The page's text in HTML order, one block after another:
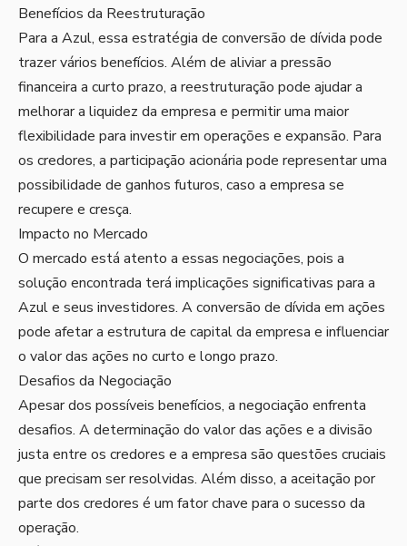
Benefícios da Reestruturação
Para a Azul, essa estratégia de conversão de dívida pode
trazer vários benefícios. Além de aliviar a pressão
financeira a curto prazo, a reestruturação pode ajudar a
melhorar a liquidez da empresa e permitir uma maior
flexibilidade para investir em operações e expansão. Para
os credores, a participação acionária pode representar uma
possibilidade de ganhos futuros, caso a empresa se
recupere e cresça.
Impacto no Mercado
O mercado está atento a essas negociações, pois a
solução encontrada terá implicações significativas para a
Azul e seus investidores. A conversão de dívida em ações
pode afetar a estrutura de capital da empresa e influenciar
o valor das ações no curto e longo prazo.
Desafios da Negociação
Apesar dos possíveis benefícios, a negociação enfrenta
desafios. A determinação do valor das ações e a divisão
justa entre os credores e a empresa são questões cruciais
que precisam ser resolvidas. Além disso, a aceitação por
parte dos credores é um fator chave para o sucesso da
operação.